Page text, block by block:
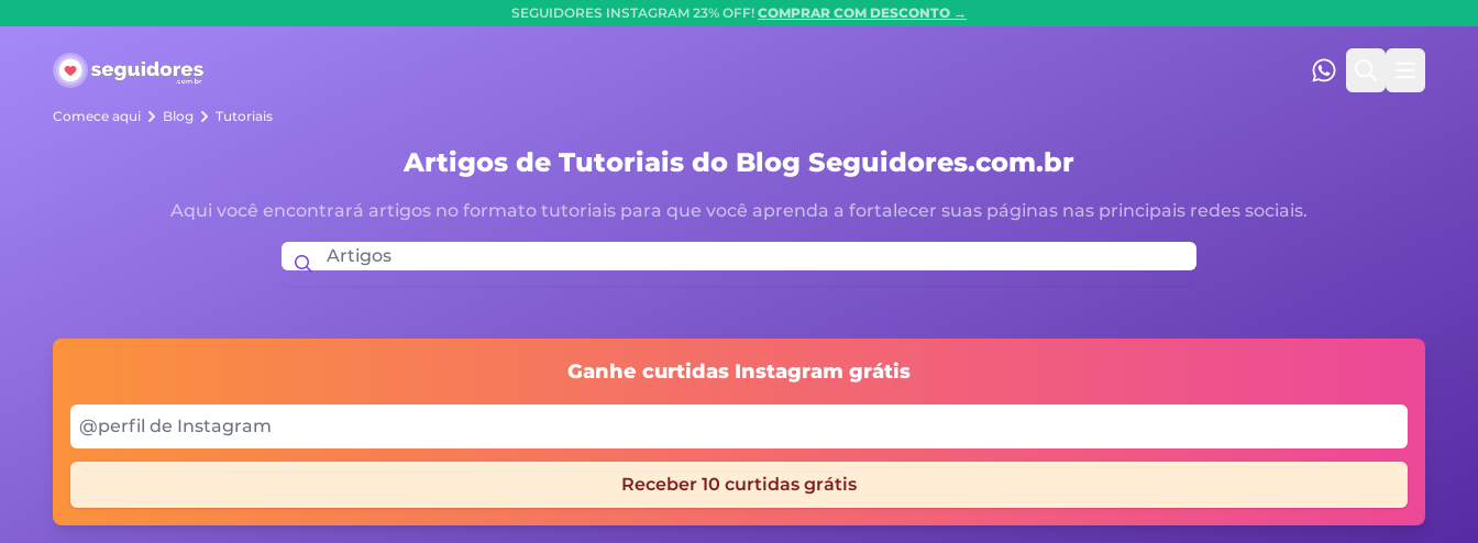
SEGUIDORES INSTAGRAM 23% OFF! COMPRAR COM DESCONTO →
Seguidores.com.br
(47) 99247-9001
Comece aqui Blog Tutoriais
Artigos de Tutoriais do Blog Seguidores.com.br
Aqui você encontrará artigos no formato tutoriais para que você aprenda a fortalecer suas páginas nas principais redes sociais.
Ganhe curtidas Instagram grátis
Seu @perfil Instagram
Receber 10 curtidas grátis